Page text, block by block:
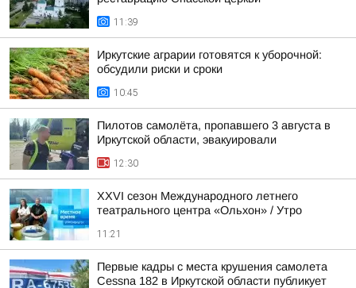
11:39
Иркутские аграрии готовятся к уборочной:
обсудили риски и сроки
10:45
Пилотов самолёта, пропавшего 3 августа в
Иркутской области, эвакуировали
12:30
XXVI сезон Международного летнего
театрального центра «Ольхон» / Утро
11:21
Первые кадры с места крушения самолета
Cessna 182 в Иркутской области публикует